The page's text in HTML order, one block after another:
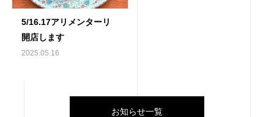
5/16.17アリメンターリ
開店します
2025.05.16
お知らせ一覧